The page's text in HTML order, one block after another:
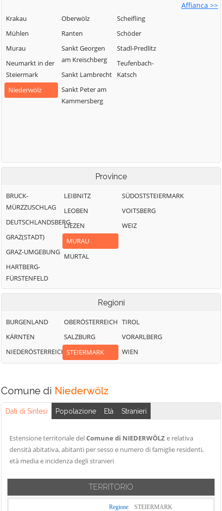
Affianca >>
Krakau
Mühlen
Murau
Neumarkt in der
Steiermark
Niederwölz
Oberwölz
Ranten
Sankt Georgen
am Kreischberg
Sankt Lambrecht
Sankt Peter am
Kammersberg
Scheifling
Schöder
Stadl-Predlitz
Teufenbach-
Katsch
Province
BRUCK-
MÜRZZUSCHLAG
DEUTSCHLANDSBERG
GRAZ(STADT)
GRAZ-UMGEBUNG
HARTBERG-
FÜRSTENFELD
LEIBNITZ
LEOBEN
LIEZEN
MURAU
MURTAL
SÜDOSTSTEIERMARK
VOITSBERG
WEIZ
Regioni
BURGENLAND
KÄRNTEN
NIEDERÖSTERREICH
OBERÖSTERREICH
SALZBURG
STEIERMARK
TIROL
VORARLBERG
WIEN
Comune di Niederwölz
Dati di Sintesi Popolazione Età Stranieri
Estensione territoriale delComune di NIEDERWÖLZe relativa
densità abitativa, abitanti per sesso e numero di famiglie residenti,
età media e incidenza degli stranieri
TERRITORIO
Regione STEIERMARK